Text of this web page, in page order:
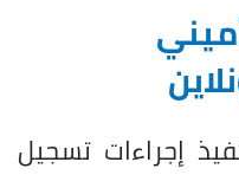
إجراءات تسجيل